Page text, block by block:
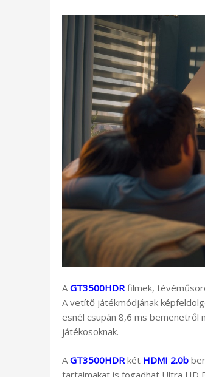
AGT3500HDRfilmek,
A vetítő játékmódjának
esnél csupán 8,6 ms bemenetről
játékosoknak.
A GT3500HDR két HDMI 2.0b
tartalmakat is fogadhat Ultra HD